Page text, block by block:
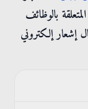
الفرز والنتائج المتعلقة بالوظائف
إشعار إلكتروني